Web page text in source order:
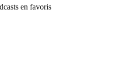
en favoris